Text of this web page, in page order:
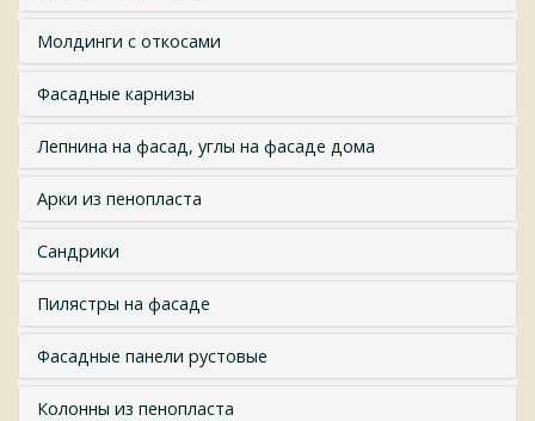
Молдинги с откосами
Фасадные карнизы
Лепнина на фасад, углы на фасаде дома
Арки из пенопласта
Сандрики
Пилястры на фасаде
Фасадные панели рустовые
Колонны из пенопласта